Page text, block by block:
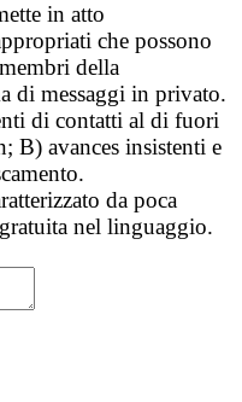
in atto
che possono
della
di messaggi in privato.
di contatti al di fuori
B) avances insistenti e
da poca
nel linguaggio.